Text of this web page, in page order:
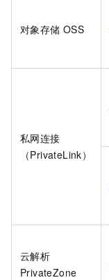
对象存储 OSS
私网连接
（PrivateLink）
云解析
PrivateZone